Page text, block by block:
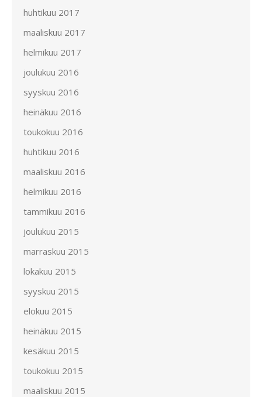
huhtikuu 2017
maaliskuu 2017
helmikuu 2017
joulukuu 2016
syyskuu 2016
heinäkuu 2016
toukokuu 2016
huhtikuu 2016
maaliskuu 2016
helmikuu 2016
tammikuu 2016
joulukuu 2015
marraskuu 2015
lokakuu 2015
syyskuu 2015
elokuu 2015
heinäkuu 2015
kesäkuu 2015
toukokuu 2015
maaliskuu 2015